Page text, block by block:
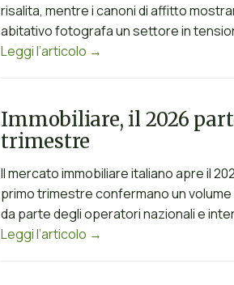
risalita, mentre i canoni di affitto
abitativo fotografa un settore in
Leggi l’articolo →
Immobiliare, il 2026
trimestre
Il mercato immobiliare italiano apre il
primo trimestre confermano un
da parte degli operatori nazionali e
Leggi l’articolo →